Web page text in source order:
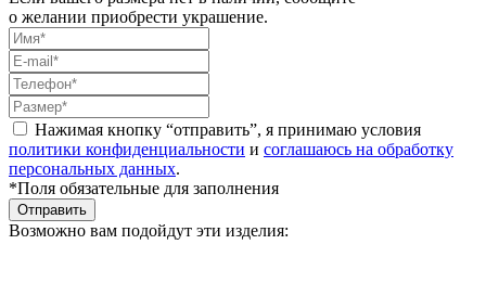
о желании приобрести украшение.
Нажимая кнопку “отправить”, я принимаю условия
политики конфиденциальности и соглашаюсь на обработку
персональных данных.
*Поля обязательные для заполнения
Отправить
Возможно вам подойдут эти изделия: